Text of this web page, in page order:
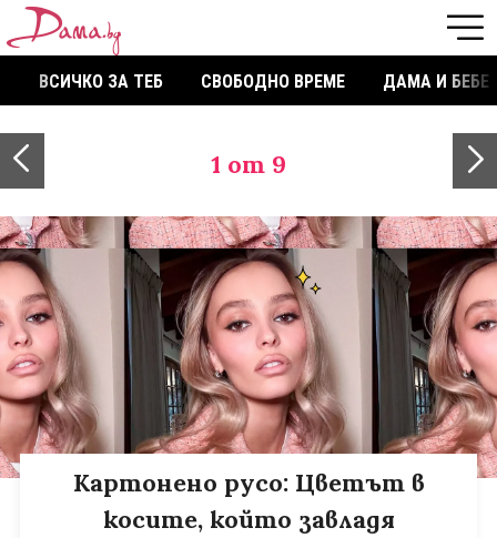
ВСИЧКО ЗА ТЕБ СВОБОДНО ВРЕМЕ ДАМА И БЕБЕ
1 от 9
Картонено русо: Цветът в
косите, който завладя